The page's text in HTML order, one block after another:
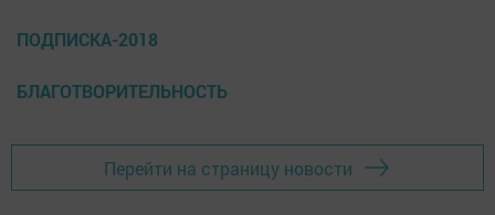
ПОДПИСКА-2018
БЛАГОТВОРИТЕЛЬНОСТЬ
Перейти на страницу новости